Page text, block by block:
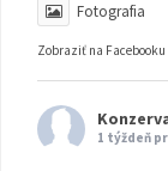
Fotografia
Zobraziť na Facebooku
1 týždeň